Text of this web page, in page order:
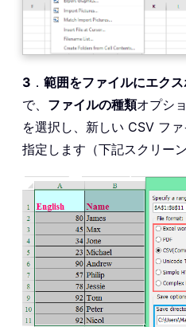
3 ． 範囲をファイルにエクス
で、 ファイルの種類オプシ
を選択し、新しい CSV フ
指定します（下記スクリー